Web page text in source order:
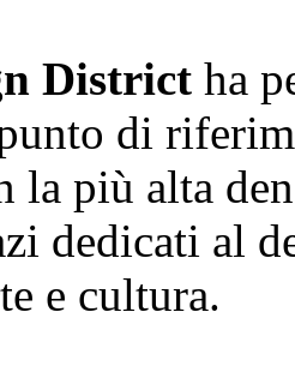
District ha
di
la più alta
dedicati al
e cultura.